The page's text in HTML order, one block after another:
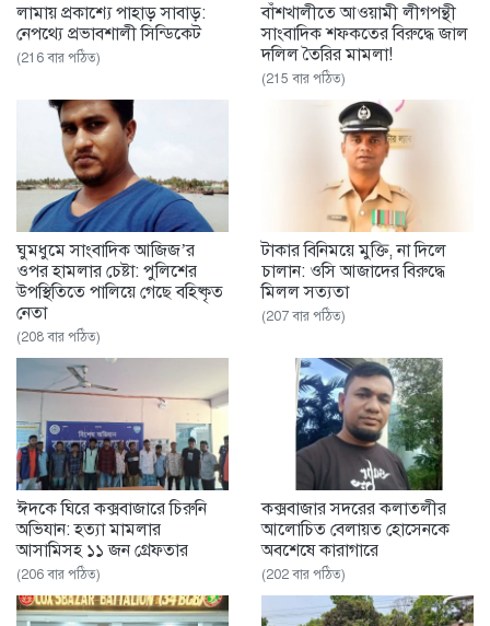
‎লামায় প্রকাশ্যে পাহাড় সাবাড়:
নেপথ্যে প্রভাবশালী সিন্ডিকেট
(216 বার পঠিত)
বাঁশখালীতে আওয়ামী লীগপন্থী
সাংবাদিক শফকতের বিরুদ্ধে জাল
দলিল তৈরির মামলা!
(215 বার পঠিত)
ঘুমধুমে সাংবাদিক আজিজ’র
ওপর হামলার চেষ্টা: পুলিশের
উপস্থিতিতে পালিয়ে গেছে বহিষ্কৃত
নেতা
(208 বার পঠিত)
টাকার বিনিময়ে মুক্তি, না দিলে
চালান: ওসি আজাদের বিরুদ্ধে
মিলল সত্যতা
(207 বার পঠিত)
ঈদকে ঘিরে কক্সবাজারে চিরুনি
অভিযান: হত্যা মামলার
আসামিসহ ১১ জন গ্রেফতার
(206 বার পঠিত)
কক্সবাজার সদরের কলাতলীর
আলোচিত বেলায়ত হোসেনকে
অবশেষে কারাগারে
(202 বার পঠিত)